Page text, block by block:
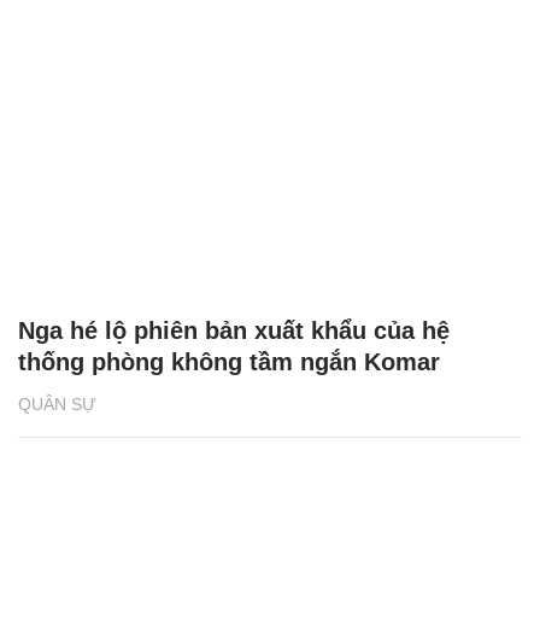
QUÂN SỰ
Nga hé lộ phiên bản xuất khẩu của hệ
thống phòng không tầm ngắn Komar